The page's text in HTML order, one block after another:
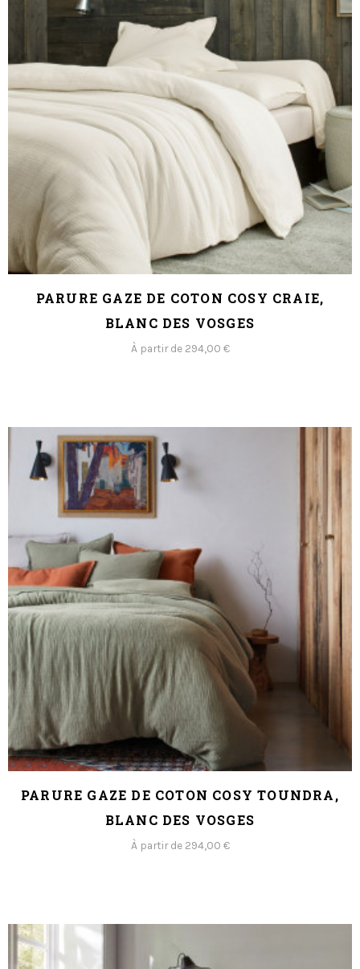
PARURE GAZE DE COTON COSY CRAIE,
BLANC DES VOSGES
À partir de 294,00 €
PARURE GAZE DE COTON COSY TOUNDRA,
BLANC DES VOSGES
À partir de 294,00 €